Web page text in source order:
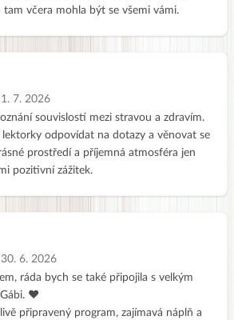
tam včera mohla být se všemi vámi.
1. 7. 2026
souvislostí mezi stravou a zdravím.
odpovídat na dotazy a věnovat se
prostředí a příjemná atmosféra jen
pozitivní zážitek.
30. 6. 2026
ráda bych se také připojila s velkým
❤️
připravený program, zajímavá náplň a